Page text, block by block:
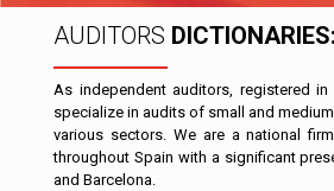
AUDITORS DICTIONARIES:
As independent auditors, registered in
specialize in audits of small and
various sectors. We are a national
throughout Spain with a significant
and Barcelona.